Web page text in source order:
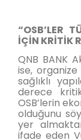
“OSB’LER
İÇİN KRİTİK
QNB BANK
ise,
sağlıklı
derece
OSB’lerin
olduğunu
yer
ifade eden